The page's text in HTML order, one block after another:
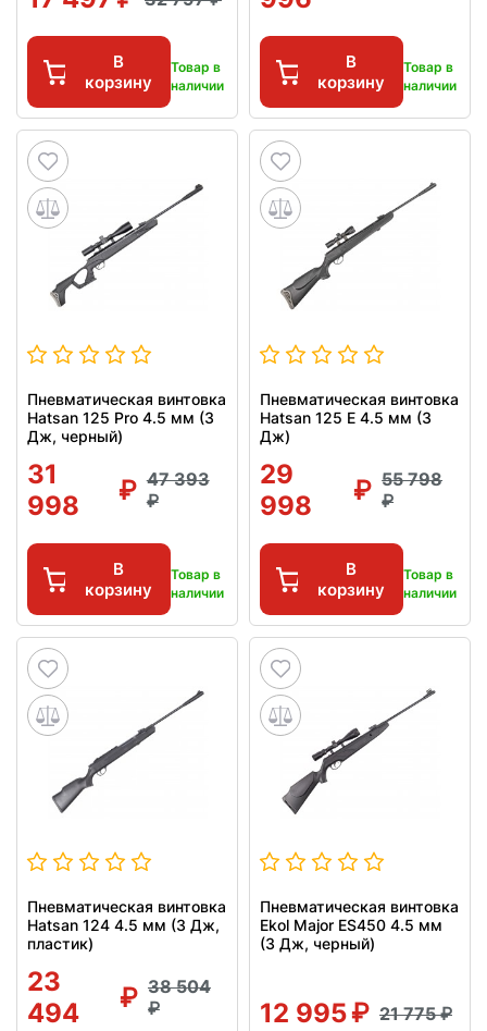
В
корзину
Товар в
наличии
В
корзину
Товар в
наличии
Пневматическая винтовка
Hatsan 125 Pro 4.5 мм (3
Дж, черный)
31
998
47 393
В
корзину
Товар в
наличии
Пневматическая винтовка
Hatsan 125 E 4.5 мм (3
Дж)
29
998
55 798
В
корзину
Товар в
наличии
Пневматическая винтовка
Hatsan 124 4.5 мм (3 Дж,
пластик)
23
494
38 504
Пневматическая винтовка
Ekol Major ES450 4.5 мм
(3 Дж, черный)
12 995 21 775